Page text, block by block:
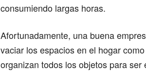
consumiendo largas horas.
Afortunadamente, una buena
vaciar los espacios en el hogar
organizan todos los objetos para